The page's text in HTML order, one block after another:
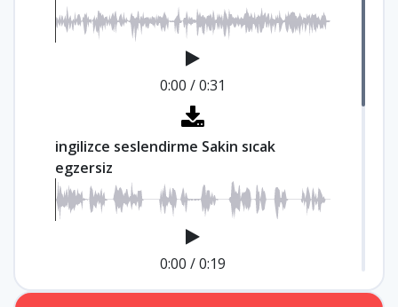
0:00 /0:31
ingilizce seslendirme Sakin sıcak
egzersiz
0:00 /0:19